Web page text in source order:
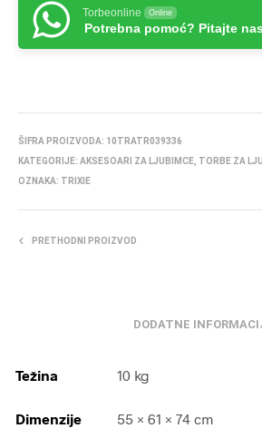
Torbeonline Online
Potrebna pomoć? Pitajte
ŠIFRA PROIZVODA: 10TRATR039336
KATEGORIJE: AKSESOARI ZA LJUBIMCE TORBE ZA
OZNAKA: TRIXIE
PRETHODNI PROIZVOD
DODATNE
Težina 10 kg
Dimenzije 55 × 61 × 74 cm